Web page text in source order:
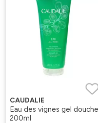
CAUDALIE
Eau des vignes gel douche
200ml